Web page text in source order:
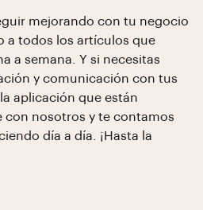
mejorando con tu negocio
a todos los artículos que
a semana. Y si necesitas
y comunicación con tus
aplicación que están
con nosotros y te contamos
día a día. ¡Hasta la